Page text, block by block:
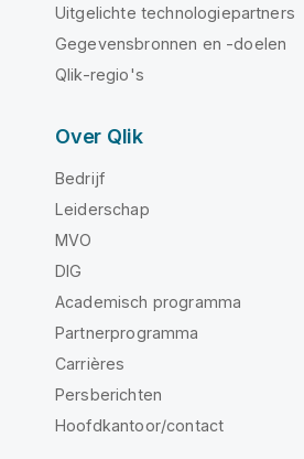
Uitgelichte technologiepartners
Gegevensbronnen en -doelen
Qlik-regio's
Over Qlik
Bedrijf
Leiderschap
MVO
DIG
Academisch programma
Partnerprogramma
Carrières
Persberichten
Hoofdkantoor/contact